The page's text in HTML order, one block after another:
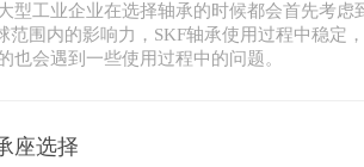
型工业企业在选择轴承的时候都会首先考虑
范围内的影响力，SKF轴承使用过程中稳定
也会遇到一些使用过程中的问题。
座选择